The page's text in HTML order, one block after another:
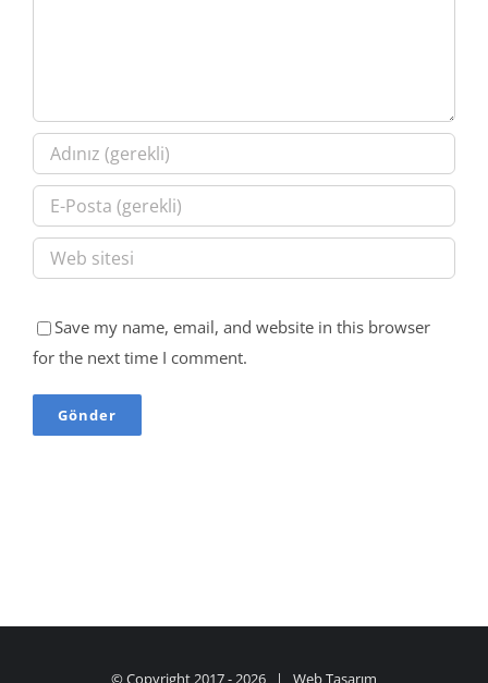
Save my name, email, and website in this browser
for the next time I comment.
© Copyright 2017 - 2026 | Web Tasarım